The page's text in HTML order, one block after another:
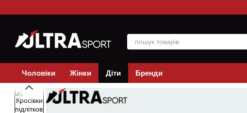
Чоловіки Жінки Діти Бренди